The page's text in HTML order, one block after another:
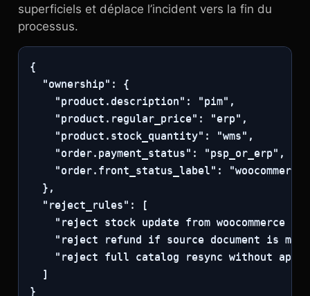
superficiels et déplace l’incident vers la fin du
processus.
{
  "ownership": {
    "product.description": "pim",
    "product.regular_price": "erp",
    "product.stock_quantity": "wms",
    "order.payment_status": "psp_or_erp",
    "order.front_status_label": "woocommerce"
  },
  "reject_rules": [
"reject stock update from woocommerce
"reject refund if source document is
"reject full catalog resync without
  ]
}